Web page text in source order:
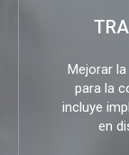
Mejorar
para la
incluye
en